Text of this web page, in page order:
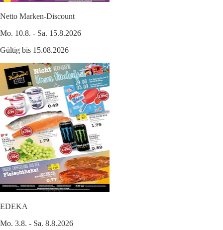
Netto Marken-Discount
Mo. 10.8. - Sa. 15.8.2026
Gültig bis 15.08.2026
EDEKA
Mo. 3.8. - Sa. 8.8.2026